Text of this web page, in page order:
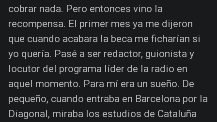
cobrar nada. Pero entonces vino la
recompensa. El primer mes ya me dijeron
que cuando acabara la beca me ficharían si
yo quería. Pasé a ser redactor, guionista y
locutor del programa líder de la radio en
aquel momento. Para mí era un sueño. De
pequeño, cuando entraba en Barcelona por la
Diagonal, miraba los estudios de Cataluña